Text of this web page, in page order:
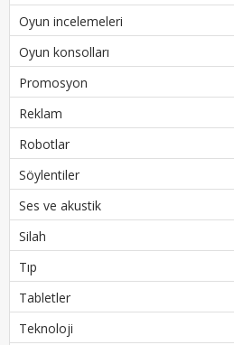
Oyun incelemeleri
Oyun konsolları
Promosyon
Reklam
Robotlar
Söylentiler
Ses ve akustik
Silah
Tıp
Tabletler
Teknoloji